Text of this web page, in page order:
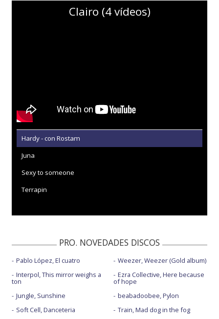
Clairo (4 vídeos)
Hardy - con Rostam
Juna
Sexy to someone
Terrapin
PRO. NOVEDADES DISCOS
Pablo López, El cuatro
Interpol, This mirror weighs a
ton
Jungle, Sunshine
Soft Cell, Danceteria
Weezer, Weezer (Gold album)
Ezra Collective, Here because
of hope
beabadoobee, Pylon
Train, Mad dog in the fog